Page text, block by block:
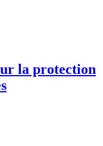
la protection